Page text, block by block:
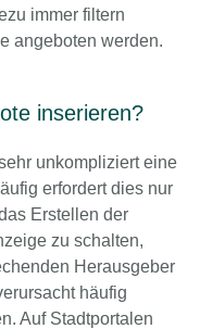
immer filtern
angeboten werden.
inserieren?
unkompliziert eine
erfordert dies nur
Erstellen der
zu schalten,
Herausgeber
häufig
Auf Stadtportalen